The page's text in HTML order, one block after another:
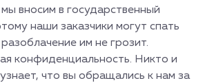
вносим в государственный
наши заказчики могут спать
им не грозит.
конфиденциальность. Никто и
что вы обращались к нам за